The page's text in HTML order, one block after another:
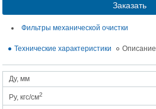
Заказать
Фильтры механической очистки
Технические характеристики Описание
Ду, мм
Ру, кгс/см2